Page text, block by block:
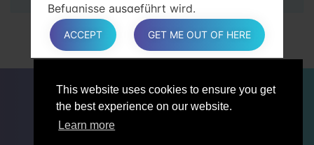
This website uses cookies to ensure you get
the best experience on our website.
Learn more
Befugnisse ausgeführt wird.
Die Verarbeitung ist für berechtigte
Interessen des Eigentümers oder eines
Dritten erforderlich.
bei der Erläuterung des für die
Verarbeitung geltenden rechtlichen
Rahmens und insbesondere, ob die
ACCEPT GET ME OUT OF HERE